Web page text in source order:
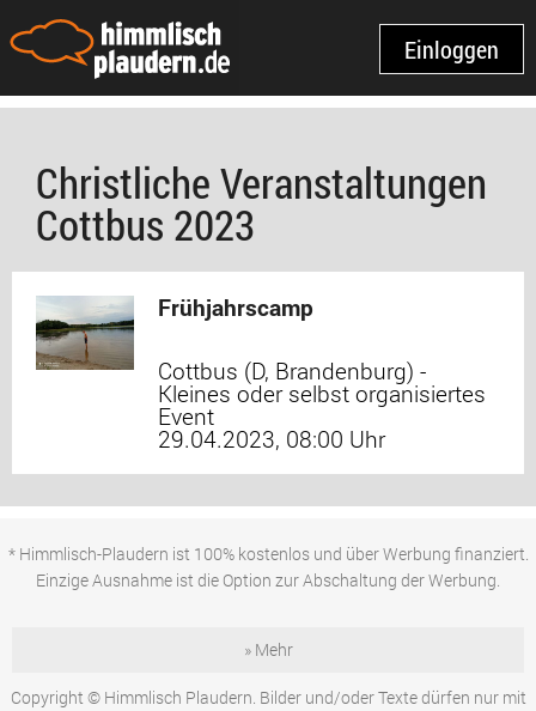
Einloggen
Christliche Veranstaltungen
Cottbus 2023
Frühjahrscamp
Cottbus (D, Brandenburg) -
Kleines oder selbst organisiertes
Event
29.04.2023, 08:00 Uhr
* Himmlisch-Plaudern ist 100% kostenlos und über Werbung finanziert.
Einzige Ausnahme ist die Option zur Abschaltung der Werbung.
» Mehr
Copyright © Himmlisch Plaudern. Bilder und/oder Texte dürfen nur mit